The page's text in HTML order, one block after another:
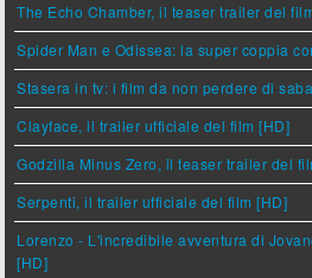
The Echo Chamber, il teaser trailer del
Spider Man e Odissea: la super coppia
Stasera in tv: i film da non perdere di
Clayface, il trailer ufficiale del film [HD]
Godzilla Minus Zero, il teaser trailer del
Serpenti, il trailer ufficiale del film [HD]
Lorenzo - L'incredibile avventura di
[HD]